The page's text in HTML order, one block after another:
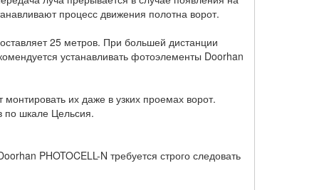
процесс движения полотна ворот.
25 метров. При большей дистанции
устанавливать фотоэлементы Doorhan
их даже в узких проемах ворот.
по шкале Цельсия.
PHOTOCELL-N требуется строго следовать